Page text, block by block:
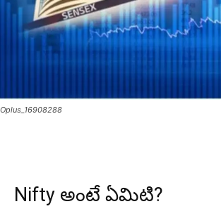
Oplus_16908288
Nifty అంటే ఏమిటి?